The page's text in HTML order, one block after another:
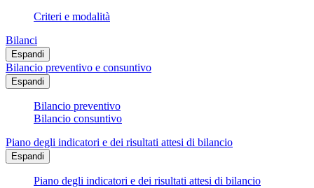
Criteri e modalità
Bilanci
Espandi
Bilancio preventivo e consuntivo
Espandi
Bilancio preventivo
Bilancio consuntivo
Piano degli indicatori e dei risultati attesi di bilancio
Espandi
Piano degli indicatori e dei risultati attesi di bilancio